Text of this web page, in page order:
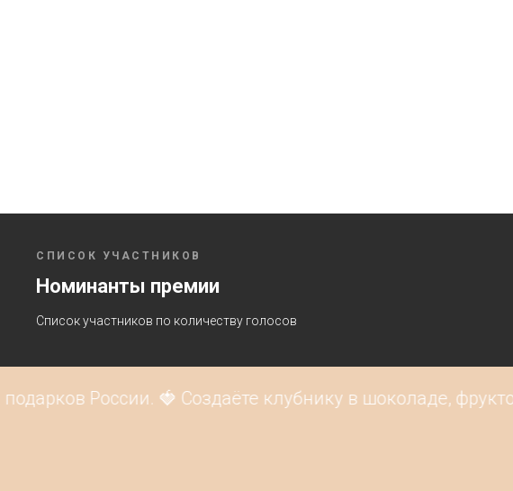
СПИСОК УЧАСТНИКОВ
Номинанты премии
Список участников по количеству голосов
России. 🍓 Создаёте клубнику в шоколаде,